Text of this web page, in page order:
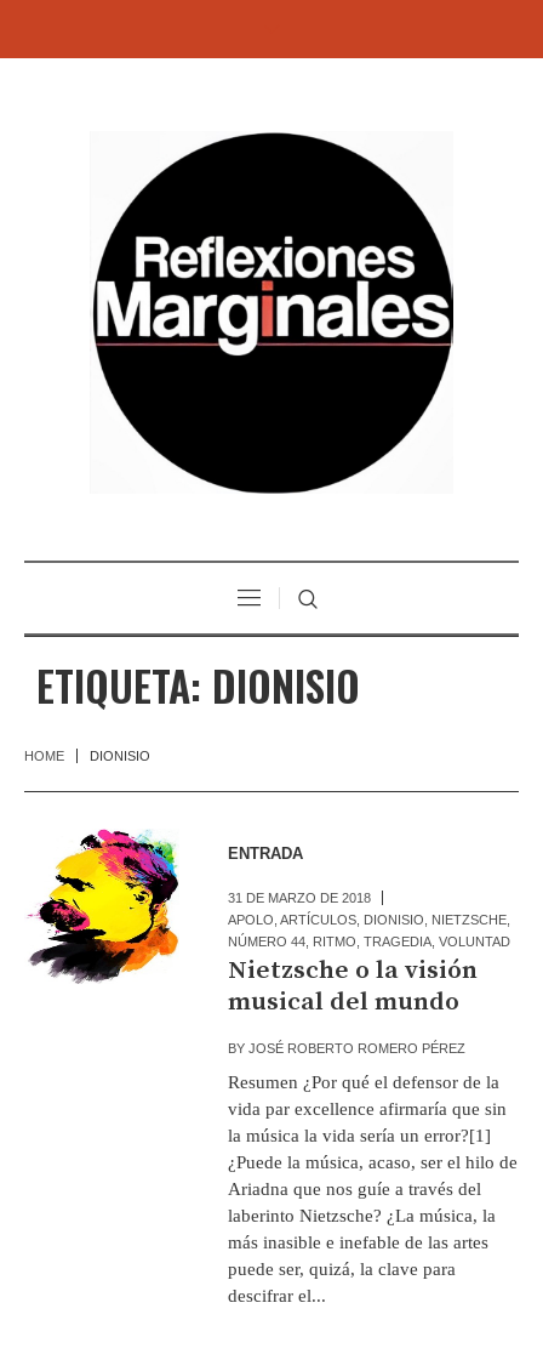
ETIQUETA: DIONISIO
HOME DIONISIO
ENTRADA
31 DE MARZO DE 2018
APOLO ,ARTÍCULOS DIONISIO NIETZSCHE
NÚMERO 44 RITMO ,TRAGEDIA ,VOLUNTAD
Nietzsche o la visión
musical del mundo
BYJOSÉ ROBERTO ROMERO PÉREZ
Resumen ¿Por qué el defensor de la
vida par excellence afirmaría que sin
la música la vida sería un error?[1]
¿Puede la música, acaso, ser el hilo de
Ariadna que nos guíe a través del
laberinto Nietzsche? ¿La música, la
más inasible e inefable de las artes
puede ser, quizá, la clave para
descifrar el...